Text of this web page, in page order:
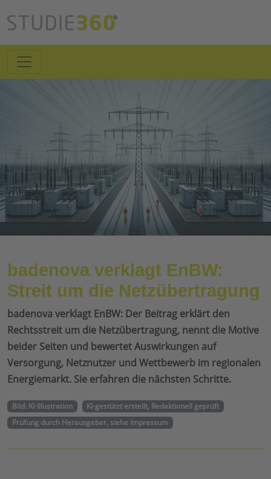
badenova verklagt EnBW:
Streit um die Netzübertragung
badenova verklagt EnBW: Der Beitrag erklärt den
Rechtsstreit um die Netzübertragung, nennt die Motive
beider Seiten und bewertet Auswirkungen auf
Versorgung, Netznutzer und Wettbewerb im regionalen
Energiemarkt. Sie erfahren die nächsten Schritte.
Bild: KI-Illustration
KI-gestützt erstellt, Redaktionell geprüft
Prüfung durch Herausgeber, siehe Impressum